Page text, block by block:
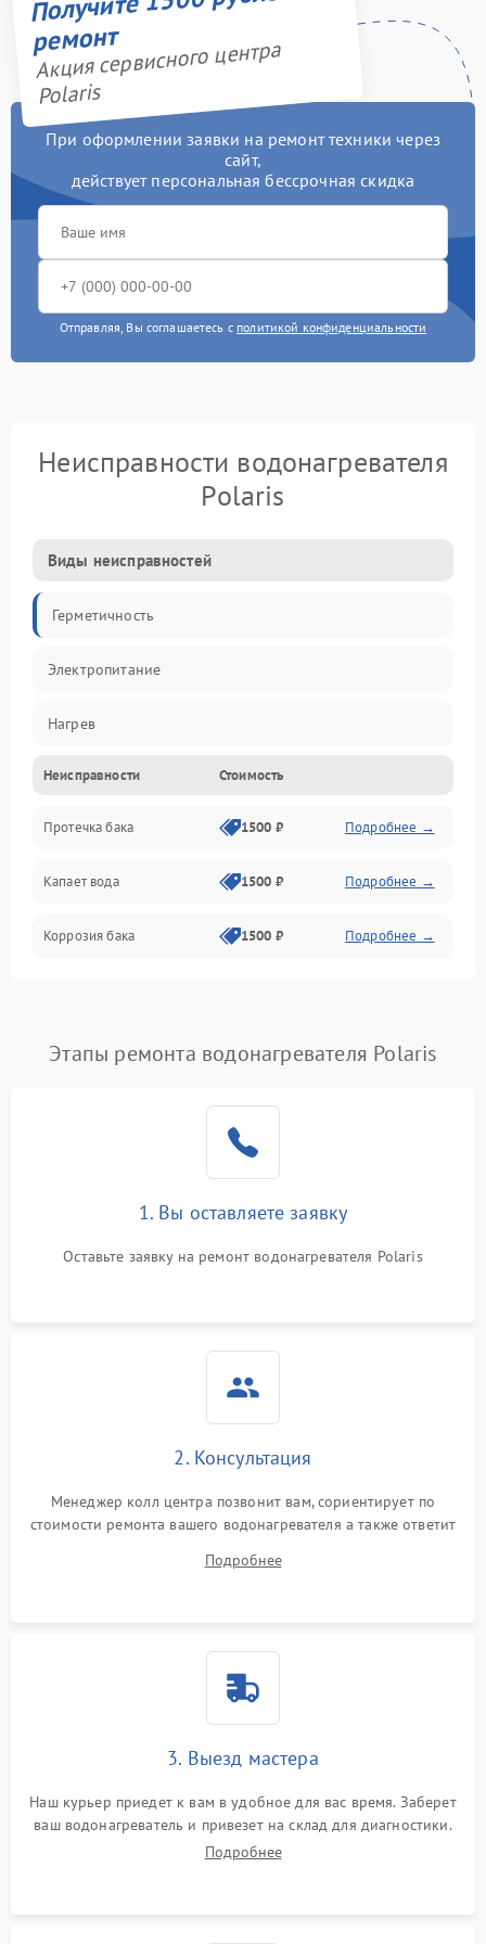
ремонт
Акция сервисного центра
Polaris
При оформлении заявки на ремонт техники через
сайт,
действует персональная бессрочная скидка
Отправляя, Вы соглашаетесь с политикой конфиденциальности
Неисправности водонагревателя
Polaris
Виды неисправностей
Герметичность
Электропитание
Нагрев
Датчики
Механика
Неисправности Стоимость
Протечка бака 1500 ₽ Подробнее →
Капает вода 1500 ₽ Подробнее →
Коррозия бака 1500 ₽ Подробнее →
Этапы ремонта водонагревателя Polaris
1. Вы оставляете заявку
Оставьте заявку на ремонт водонагревателя Polaris
2. Консультация
Менеджер колл центра позвонит вам, сориентирует по
стоимости ремонта вашего водонагревателя а также ответит
Подробнее
3. Выезд мастера
Наш курьер приедет к вам в удобное для вас время. Заберет
ваш водонагреватель и привезет на склад для диагностики.
Подробнее